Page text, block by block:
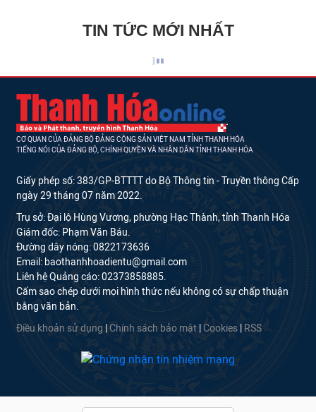
TIN TỨC MỚI NHẤT
CƠ QUAN CỦA ĐẢNG BỘ ĐẢNG CỘNG SẢN VIỆT NAM TỈNH THANH HÓA
TIẾNG NÓI CỦA ĐẢNG BỘ, CHÍNH QUYỀN VÀ NHÂN DÂN TỈNH THANH HÓA
Giấy phép số: 383/GP-BTTTT do Bộ Thông tin - Truyền thông Cấp
ngày 29 tháng 07 năm 2022.
Trụ sở: Đại lộ Hùng Vương, phường Hạc Thành, tỉnh Thanh Hóa
Giám đốc: Phạm Văn Báu.
Đường dây nóng: 0822173636
Email: baothanhhoadientu@gmail.com
Liên hệ Quảng cáo: 02373858885.
Cấm sao chép dưới mọi hình thức nếu không có sự chấp thuận
bằng văn bản.
Điều khoản sử dụng Chính sách bảo mật Cookies RSS